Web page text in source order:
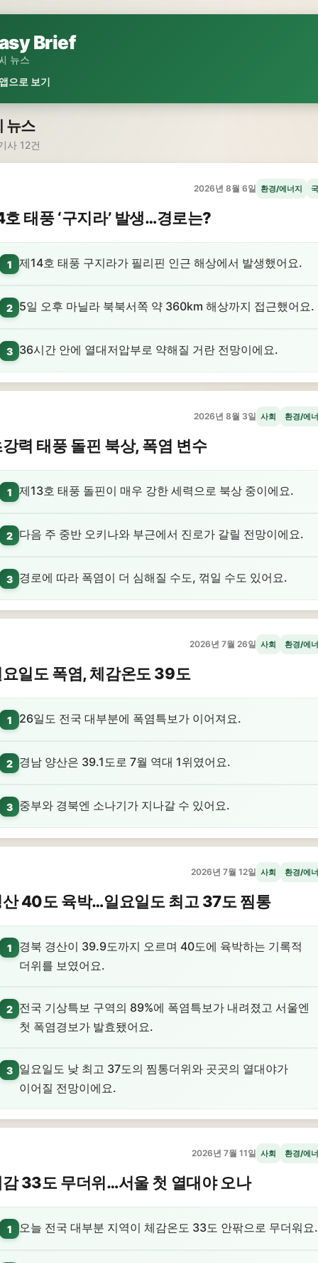
Brief
뉴스
으로 보기
뉴스
사 12건
2026년 8월 6일 환경/에너지
호 태풍 ‘구지라’ 발생…경로는?
1 제14호 태풍 구지라가 필리핀 인근 해상에서 발생했어요.
2 5일 오후 마닐라 북북서쪽 약 360km 해상까지 접근했어요.
3 36시간 안에 열대저압부로 약해질 거란 전망이에요.
2026년 8월 3일 사회 환경/에
력 태풍 돌핀 북상, 폭염 변수
1 제13호 태풍 돌핀이 매우 강한 세력으로 북상 중이에요.
2 다음 주 중반 오키나와 부근에서 진로가 갈릴 전망이에요.
3 경로에 따라 폭염이 더 심해질 수도, 꺾일 수도 있어요.
2026년 7월 26일 사회 환경/에
일도 폭염, 체감온도 39도
1 26일도 전국 대부분에 폭염특보가 이어져요.
2 경남 양산은 39.1도로 7월 역대 1위였어요.
3 중부와 경북엔 소나기가 지나갈 수 있어요.
2026년 7월 12일 사회 환경/에
40도 육박…일요일도 최고 37도 찜통
1
경북 경산이 39.9도까지 오르며 40도에 육박하는 기록적
더위를 보였어요.
2
전국 기상특보 구역의 89%에 폭염특보가 내려졌고 서울엔
첫 폭염경보가 발효됐어요.
3
일요일도 낮 최고 37도의 찜통더위와 곳곳의 열대야가
이어질 전망이에요.
2026년 7월 11일 사회 환경/에
33도 무더위…서울 첫 열대야 오나
1 오늘 전국 대부분 지역이 체감온도 33도 안팎으로 무더워요.